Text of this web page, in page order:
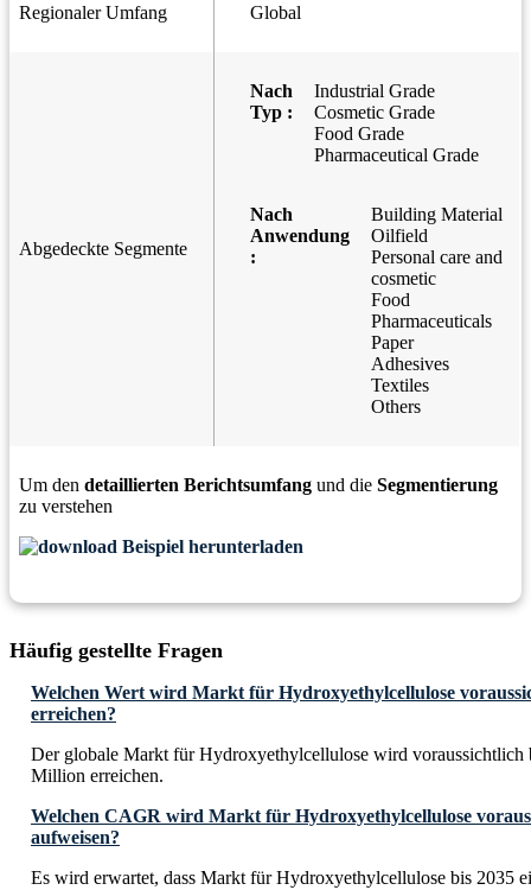
Regionaler Umfang Global
Abgedeckte Segmente
Nach
Typ :
Industrial Grade
Cosmetic Grade
Food Grade
Pharmaceutical Grade
Nach
Anwendung
:
Building Material
Oilfield
Personal care and
cosmetic
Food
Pharmaceuticals
Paper
Adhesives
Textiles
Others
Um den detaillierten Berichtsumfang und die Segmentierung
zu verstehen
Beispiel herunterladen
Häufig gestellte Fragen
Welchen Wert wird Markt für Hydroxyethylcellulose
erreichen?
Der globale Markt für Hydroxyethylcellulose wird voraussichtlich
Million erreichen.
Welchen CAGR wird Markt für Hydroxyethylcellulose
aufweisen?
Es wird erwartet, dass Markt für Hydroxyethylcellulose bis 2035